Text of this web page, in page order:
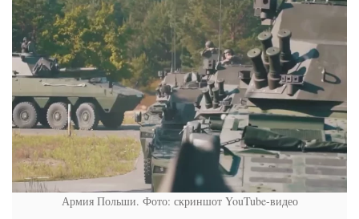
Армия Польши. Фото: скриншот YouTube-видео